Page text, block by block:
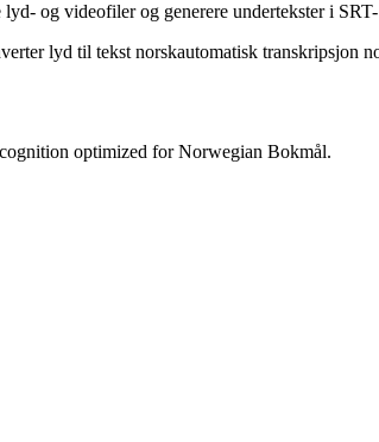
og videofiler og generere undertekster i
lyd til tekst norskautomatisk transkripsjon
optimized for Norwegian Bokmål.